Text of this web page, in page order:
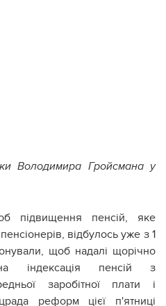
Володимира Гройсмана у
підвищення пенсій, яке
відбулось уже з 1
щоб надалі щорічно
індексація пенсій з
заробітної плати і
реформ цієї п'ятниці